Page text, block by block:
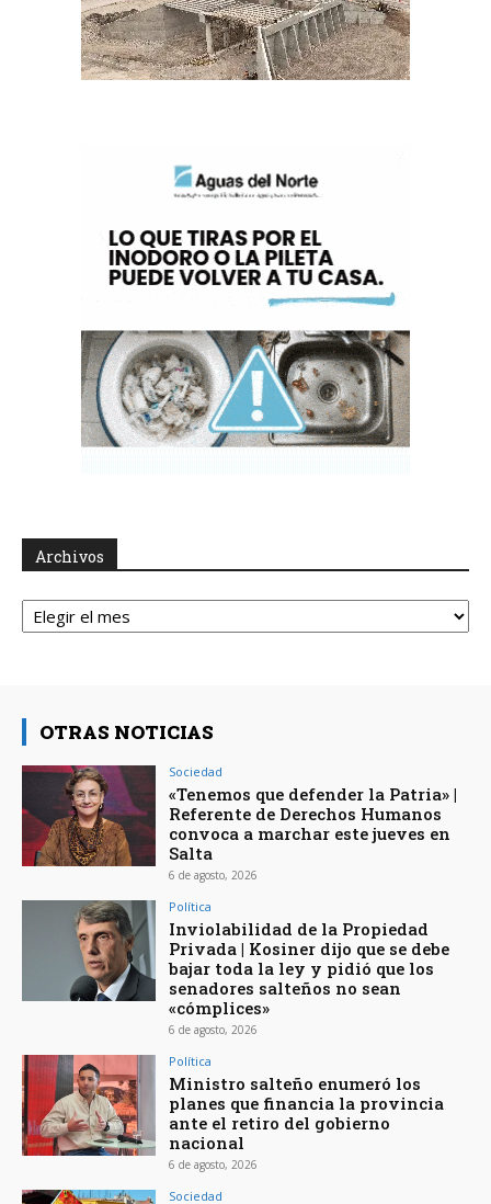
Archivos
Archivos
OTRAS NOTICIAS
Sociedad
«Tenemos que defender la Patria» |
Referente de Derechos Humanos
convoca a marchar este jueves en
Salta
6 de agosto, 2026
Política
Inviolabilidad de la Propiedad
Privada | Kosiner dijo que se debe
bajar toda la ley y pidió que los
senadores salteños no sean
«cómplices»
6 de agosto, 2026
Política
Ministro salteño enumeró los
planes que financia la provincia
ante el retiro del gobierno
nacional
6 de agosto, 2026
Sociedad